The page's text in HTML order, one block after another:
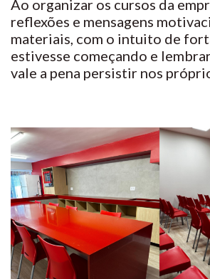
Ao organizar os cursos da
reflexões e mensagens
materiais, com o intuito de
estivesse começando e
vale a pena persistir nos